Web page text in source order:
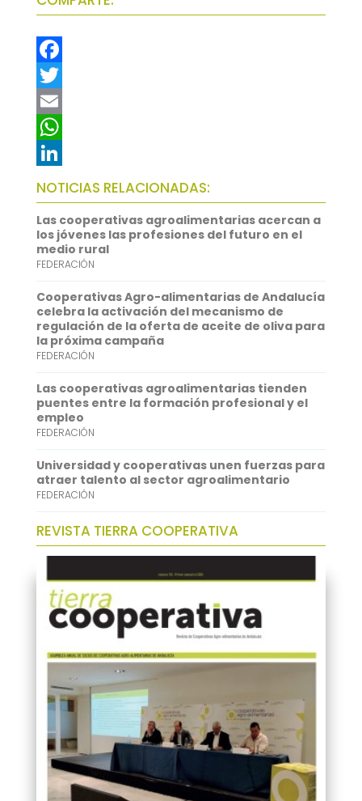
F
a
c
e
b
o
o
k
T
w
t
t
e
r
E
m
a
i
l
W
h
a
t
s
A
p
p
L
i
n
k
e
d
I
n
NOTICIAS RELACIONADAS:
Las cooperativas agroalimentarias acercan a
los jóvenes las profesiones del futuro en el
medio rural
FEDERACIÓN
Cooperativas Agro-alimentarias de Andalucía
celebra la activación del mecanismo de
regulación de la oferta de aceite de oliva para
la próxima campaña
FEDERACIÓN
Las cooperativas agroalimentarias tienden
puentes entre la formación profesional y el
empleo
FEDERACIÓN
Universidad y cooperativas unen fuerzas para
atraer talento al sector agroalimentario
FEDERACIÓN
REVISTA TIERRA COOPERATIVA